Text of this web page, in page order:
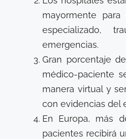
mayormente
especializado,
emergencias.
Gran porcentaje
médico-paciente
manera virtual y
con evidencias del
En Europa, más
pacientes recibirá